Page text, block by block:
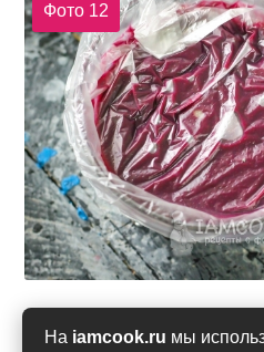
На iamcook.ru мы
Фото 12
Готовый черничный